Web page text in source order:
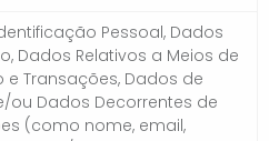
Pessoal, Dados
Dados Relativos a Meios de
e Transações, Dados de
ou Dados Decorrentes de
(como nome, email,